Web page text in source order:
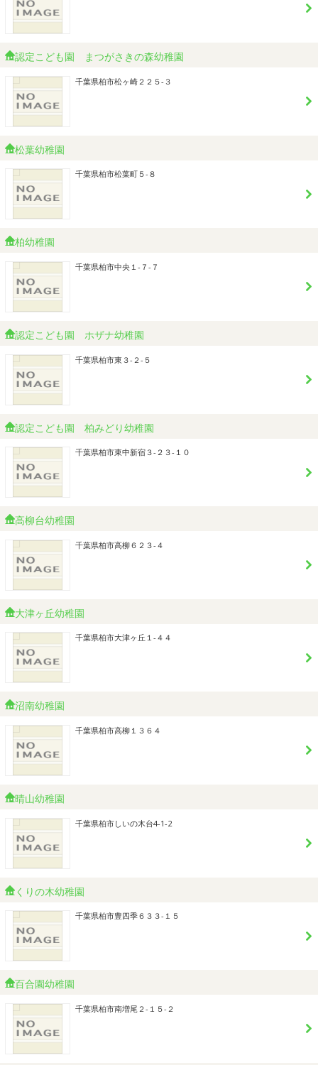
認定こども園 まつがさきの森幼稚園
千葉県柏市松ヶ崎２２５-３
松葉幼稚園
千葉県柏市松葉町５-８
柏幼稚園
千葉県柏市中央１-７-７
認定こども園 ホザナ幼稚園
千葉県柏市東３-２-５
認定こども園 柏みどり幼稚園
千葉県柏市東中新宿３-２３-１０
高柳台幼稚園
千葉県柏市高柳６２３-４
大津ヶ丘幼稚園
千葉県柏市大津ヶ丘１-４４
沼南幼稚園
千葉県柏市高柳１３６４
晴山幼稚園
千葉県柏市しいの木台4-1-2
くりの木幼稚園
千葉県柏市豊四季６３３-１５
百合園幼稚園
千葉県柏市南増尾２-１５-２